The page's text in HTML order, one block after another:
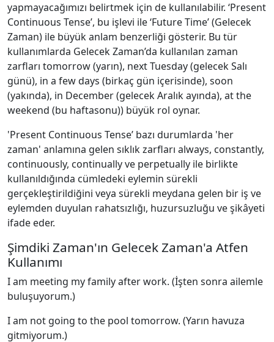
yapmayacağımızı belirtmek için de kullanılabilir. ‘Present
Continuous Tense’, bu işlevi ile ‘Future Time’ (Gelecek
Zaman) ile büyük anlam benzerliği gösterir. Bu tür
kullanımlarda Gelecek Zaman’da kullanılan zaman
zarfları tomorrow (yarın), next Tuesday (gelecek Salı
günü), in a few days (birkaç gün içerisinde), soon
(yakında), in December (gelecek Aralık ayında), at the
weekend (bu haftasonu)) büyük rol oynar.
'Present Continuous Tense’ bazı durumlarda 'her
zaman' anlamına gelen sıklık zarfları always, constantly,
continuously, continually ve perpetually ile birlikte
kullanıldığında cümledeki eylemin sürekli
gerçekleştirildiğini veya sürekli meydana gelen bir iş ve
eylemden duyulan rahatsızlığı, huzursuzluğu ve şikâyeti
ifade eder.
Şimdiki Zaman'ın Gelecek Zaman'a Atfen
Kullanımı
I am meeting my family after work. (İşten sonra ailemle
buluşuyorum.)
I am not going to the pool tomorrow. (Yarın havuza
gitmiyorum.)